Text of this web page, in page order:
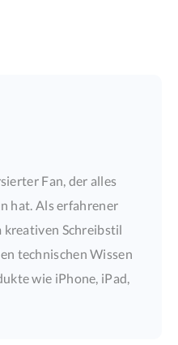
Fan, der alles
hat. Als erfahrener
Schreibstil
technischen Wissen
wie iPhone, iPad,